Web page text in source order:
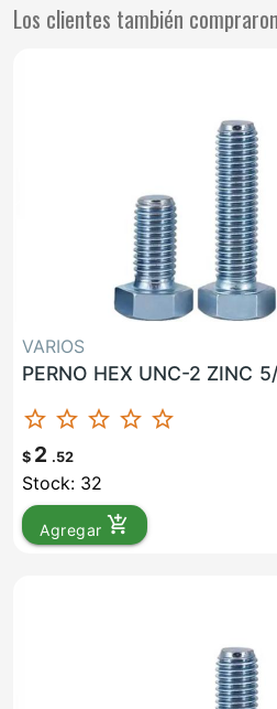
Los clientes también
VARIOS
star_border star_border star_border star_border star_border
$ 2 .52
Stock: 32
Agregar add_shopping_cart